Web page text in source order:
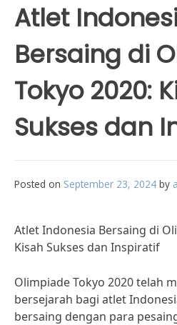
Atlet
Bersaing di
Tokyo 2020:
Sukses dan
Posted on September 23, 2024 by
Atlet Indonesia Bersaing di
Kisah Sukses dan Inspiratif
Olimpiade Tokyo 2020 telah
bersejarah bagi atlet
bersaing dengan para